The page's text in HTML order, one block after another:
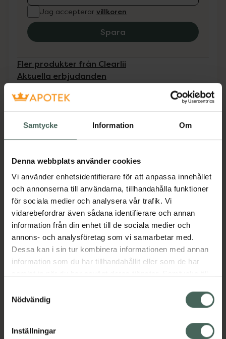
Samtycke Information Om
Denna webbplats använder cookies
Vi använder enhetsidentifierare för att anpassa innehållet
och annonserna till användarna, tillhandahålla funktioner
för sociala medier och analysera vår trafik. Vi
vidarebefordrar även sådana identifierare och annan
information från din enhet till de sociala medier och
annons- och analysföretag som vi samarbetar med.
Dessa kan i sin tur kombinera informationen med annan
information som du har tillhandahållit eller som de har
återkalla ditt samtycke via webbplatsens
cookieinställningar. Ett återkallat samtycke påverkar inte
lagligheten av behandling som skett innan återkallelsen.
Nödvändig
Inställningar
Jag accepterar villkoren
Spara
Fler produkter från Clearlii
Aktuella erbjudanden
Dölj
Tillverkaren garanterar genom
säker att använda och uppfyller
gällande krav.
Vitaminberikade endagslinser som kan bidra
till reducerad ögontrötthet. En unik linskant
garanterar hög komfort och återfuktning.
• Baskurva; 8.5
• Diameter; 14,5
Jämförpris 10,63 kr/st
EAN:04713043669962
Kontaktlinser